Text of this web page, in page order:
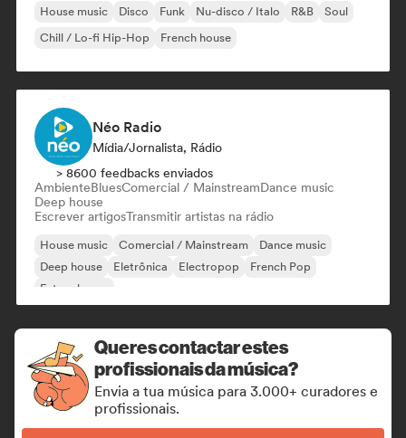
House music Disco Funk Nu-disco / Italo R&B
Soul
Chill / Lo-fi Hip-Hop
French house
Néo Radio
Mídia/Jornalista, Rádio
> 8600 feedbacks enviados
AmbienteBluesComercial / MainstreamDance music
Deep house
Escrever artigosTransmitir artistas na rádio
House music Comercial / Mainstream
Dance music
Deep house
Eletrônica Electropop
French Pop
Future house
Queres contactar estes
profissionais da música?
Envia a tua música para 3.000+ curadores e
profissionais.